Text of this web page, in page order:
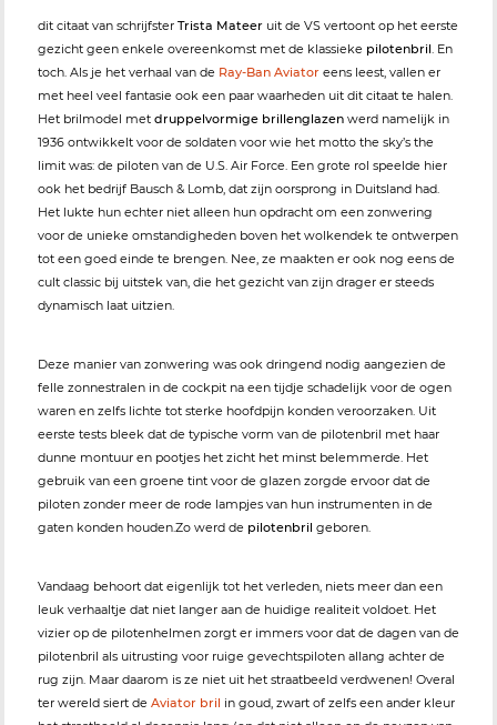
dit citaat van schrijfster Trista Mateer uit de VS vertoont op het eerste
gezicht geen enkele overeenkomst met de klassieke pilotenbril. En
toch. Als je het verhaal van de Ray-Ban Aviator eens leest, vallen er
met heel veel fantasie ook een paar waarheden uit dit citaat te halen.
Het brilmodel met druppelvormige brillenglazen werd namelijk in
1936 ontwikkelt voor de soldaten voor wie het motto the sky’s the
limit was: de piloten van de U.S. Air Force. Een grote rol speelde hier
ook het bedrijf Bausch & Lomb, dat zijn oorsprong in Duitsland had.
Het lukte hun echter niet alleen hun opdracht om een zonwering
voor de unieke omstandigheden boven het wolkendek te ontwerpen
tot een goed einde te brengen. Nee, ze maakten er ook nog eens de
cult classic bij uitstek van, die het gezicht van zijn drager er steeds
dynamisch laat uitzien.
Deze manier van zonwering was ook dringend nodig aangezien de
felle zonnestralen in de cockpit na een tijdje schadelijk voor de ogen
waren en zelfs lichte tot sterke hoofdpijn konden veroorzaken. Uit
eerste tests bleek dat de typische vorm van de pilotenbril met haar
dunne montuur en pootjes het zicht het minst belemmerde. Het
gebruik van een groene tint voor de glazen zorgde ervoor dat de
piloten zonder meer de rode lampjes van hun instrumenten in de
gaten konden houden.Zo werd de pilotenbril geboren.
Vandaag behoort dat eigenlijk tot het verleden, niets meer dan een
leuk verhaaltje dat niet langer aan de huidige realiteit voldoet. Het
vizier op de pilotenhelmen zorgt er immers voor dat de dagen van de
pilotenbril als uitrusting voor ruige gevechtspiloten allang achter de
rug zijn. Maar daarom is ze niet uit het straatbeeld verdwenen! Overal
ter wereld siert de Aviator bril in goud, zwart of zelfs een ander kleur